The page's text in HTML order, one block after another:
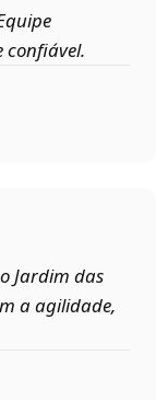
confiável.
Jardim das
a agilidade,